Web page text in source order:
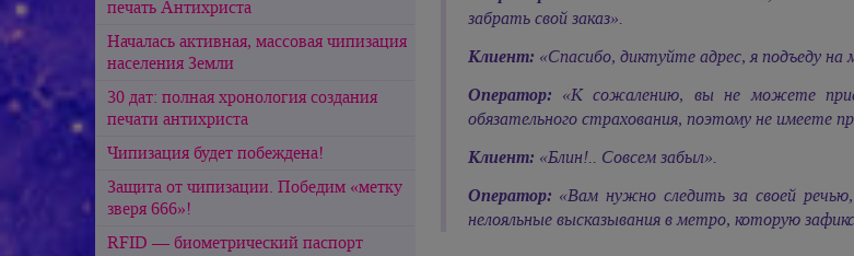
печать Антихриста
Началась активная, массовая чипизация
населения Земли
30 дат: полная хронология создания
печати антихриста
Чипизация будет побеждена!
Защита от чипизации. Победим «метку
зверя 666»!
RFID — биометрический паспорт
забрать свой заказ».
Клиент: «Спасибо, диктуйте адрес, я подъеду на
Оператор: «К сожалению, вы не можете
обязательного страхования, поэтому не имеете
Клиент: «Блин!.. Совсем забыл».
Оператор: «Вам нужно следить за своей
нелояльные высказывания в метро, которую